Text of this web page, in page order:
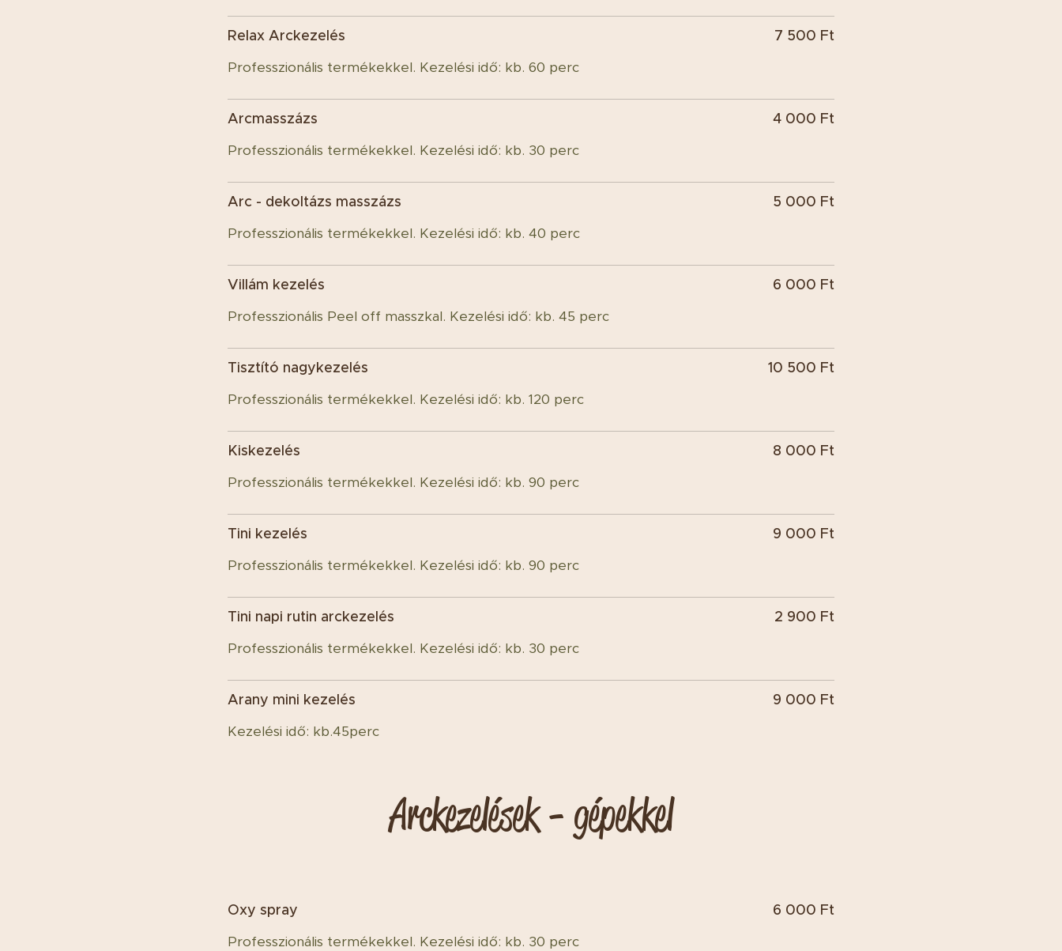
Relax Arckezelés
Professzionális termékekkel. Kezelési idő: kb. 60 perc
7 500 Ft
Arcmasszázs
Professzionális termékekkel. Kezelési idő: kb. 30 perc
4 000 Ft
Arc - dekoltázs masszázs
Professzionális termékekkel. Kezelési idő: kb. 40 perc
5 000 Ft
Villám kezelés
Professzionális Peel off masszkal. Kezelési idő: kb. 45 perc
6 000 Ft
Tisztító nagykezelés
Professzionális termékekkel. Kezelési idő: kb. 120 perc
10 500 Ft
Kiskezelés
Professzionális termékekkel. Kezelési idő: kb. 90 perc
8 000 Ft
Tini kezelés
Professzionális termékekkel. Kezelési idő: kb. 90 perc
9 000 Ft
Tini napi rutin arckezelés
Professzionális termékekkel. Kezelési idő: kb. 30 perc
2 900 Ft
Arany mini kezelés
Kezelési idő: kb.45perc
9 000 Ft
Arckezelések - gépekkel
Oxy spray
Professzionális termékekkel. Kezelési idő: kb. 30 perc
6 000 Ft